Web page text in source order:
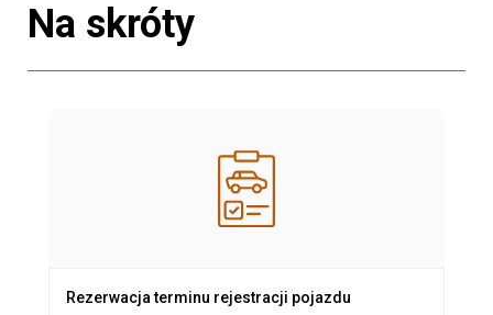
Na skróty
Rezerwacja terminu rejestracji pojazdu